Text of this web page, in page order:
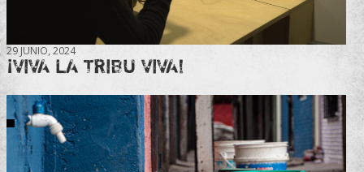
29 JUNIO, 2024
¡VIVA LA TRIBU VIVA!